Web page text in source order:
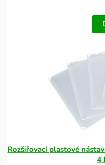
Rozšiřovací plastové
4